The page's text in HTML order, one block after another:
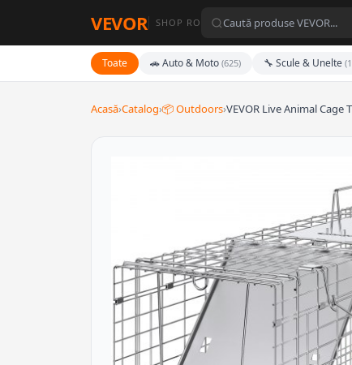
VEVOR SHOP RO
Toate 🚗 Auto & Moto (625) 🔧 Scule & Unelte
Acasă›Catalog›📦 Outdoors›VEVOR Live Animal Cage